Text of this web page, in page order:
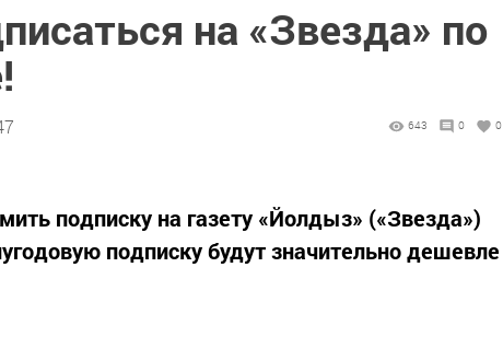
на «Звезда» по
643 0 0
подписку на газету «Йолдыз» («Звезда»)
подписку будут значительно дешевле